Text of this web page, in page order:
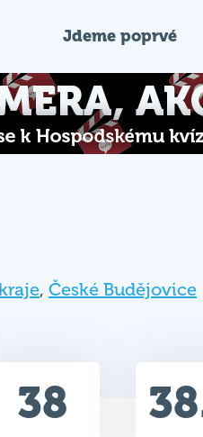
Jdeme poprvé
, České Budějovice
38